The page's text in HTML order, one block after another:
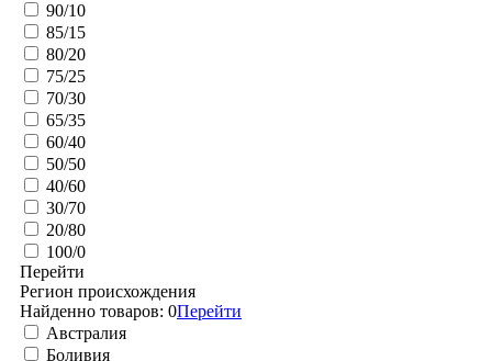
90/10
85/15
80/20
75/25
70/30
65/35
60/40
50/50
40/60
30/70
20/80
100/0
Перейти
Регион происхождения
Найденно товаров: 0Перейти
Австралия
Боливия